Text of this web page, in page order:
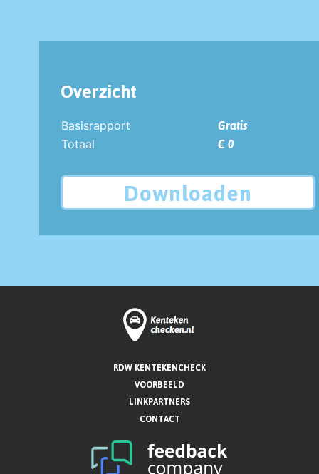
Overzicht
Basisrapport
Gratis
Totaal
€ 0
Downloaden
RDW KENTEKENCHECK
VOORBEELD
LINKPARTNERS
CONTACT